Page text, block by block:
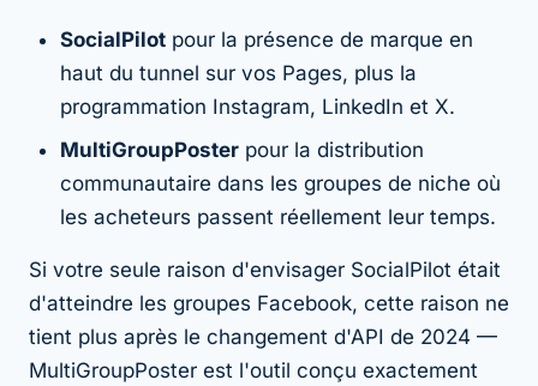
SocialPilot pour la présence de marque en
haut du tunnel sur vos Pages, plus la
programmation Instagram, LinkedIn et X.
MultiGroupPoster pour la distribution
communautaire dans les groupes de niche où
les acheteurs passent réellement leur temps.
Si votre seule raison d'envisager SocialPilot était
d'atteindre les groupes Facebook, cette raison ne
tient plus après le changement d'API de 2024 —
MultiGroupPoster est l'outil conçu exactement